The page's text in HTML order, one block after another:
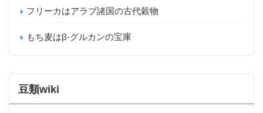
フリーカはアラブ諸国の古代穀物
もち麦はβ-グルカンの宝庫
豆類wiki